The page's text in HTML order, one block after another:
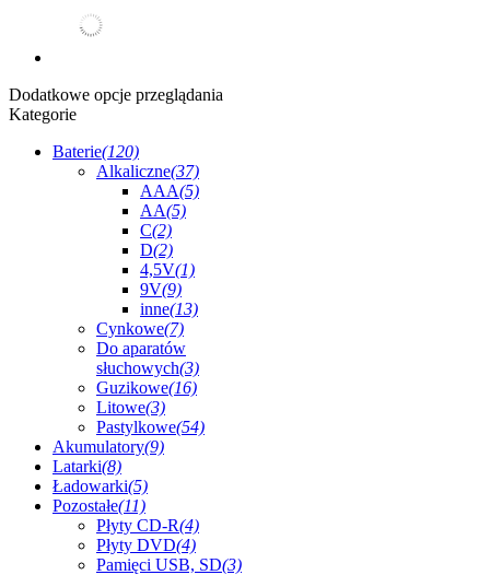
Dodatkowe opcje przeglądania
Kategorie
Baterie(120)
Alkaliczne(37)
AAA(5)
AA(5)
C(2)
D(2)
4,5V(1)
9V(9)
inne(13)
Cynkowe(7)
Do aparatów
słuchowych(3)
Guzikowe(16)
Litowe(3)
Pastylkowe(54)
Akumulatory(9)
Latarki(8)
Ładowarki(5)
Pozostałe(11)
Płyty CD-R(4)
Płyty DVD(4)
Pamięci USB, SD(3)